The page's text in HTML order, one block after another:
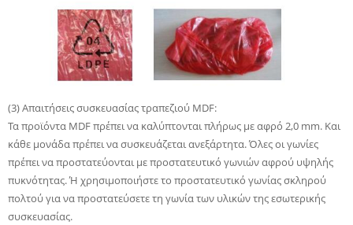
(3) Απαιτήσεις συσκευασίας τραπεζιού MDF:
Τα προϊόντα MDF πρέπει να καλύπτονται πλήρως με αφρό 2,0 mm. Και
κάθε μονάδα πρέπει να συσκευάζεται ανεξάρτητα. Όλες οι γωνίες
πρέπει να προστατεύονται με προστατευτικό γωνιών αφρού υψηλής
πυκνότητας. Ή χρησιμοποιήστε το προστατευτικό γωνίας σκληρού
πολτού για να προστατεύσετε τη γωνία των υλικών της εσωτερικής
συσκευασίας.